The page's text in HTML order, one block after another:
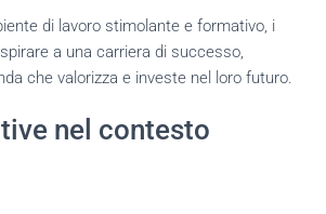
di lavoro stimolante e formativo, i
a una carriera di successo,
che valorizza e investe nel loro futuro.
nel contesto